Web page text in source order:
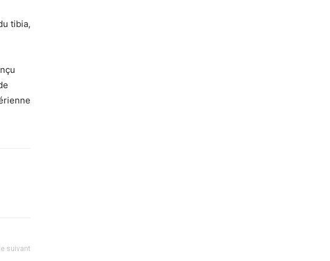
tibia,
suivant